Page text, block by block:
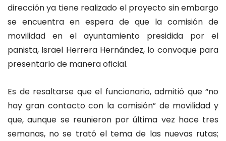
dirección ya tiene realizado el proyecto sin embargo
se encuentra en espera de que la comisión de
movilidad en el ayuntamiento presidida por el
panista, Israel Herrera Hernández, lo convoque para
presentarlo de manera oficial.
Es de resaltarse que el funcionario, admitió que “no
hay gran contacto con la comisión” de movilidad y
que, aunque se reunieron por última vez hace tres
semanas, no se trató el tema de las nuevas rutas;